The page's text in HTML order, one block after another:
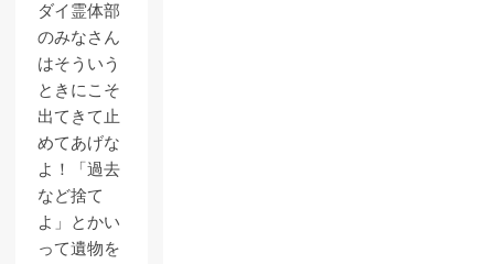
ダイ霊体部
のみなさん
はそういう
ときにこそ
出てきて止
めてあげな
よ！「過去
など捨て
よ」とかい
って遺物を